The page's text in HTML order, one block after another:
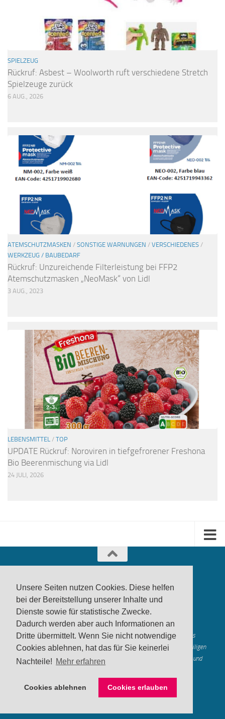
Unsere Seiten nutzen Cookies. Diese helfen
bei der Bereitstellung unserer Inhalte und
Dienste sowie für statistische Zwecke.
Dadurch werden aber auch Informationen an
Dritte übermittelt. Wenn Sie nicht notwendige
Cookies ablehnen, hat das für Sie keinerlei
Nachteile! Mehr erfahren
Cookies ablehnen Cookies erlauben
SPIELZEUG
Rückruf: Asbest – Woolworth ruft verschiedene Stretch
Spielzeuge zurück
6 AUG., 2026
ATEMSCHUTZMASKEN / SONSTIGE WARNUNGEN / VERSCHIEDENES /
WERKZEUG / BAUBEDARF
Rückruf: Unzureichende Filterleistung bei FFP2
Atemschutzmasken „NeoMask“ von Lidl
3 AUG., 2023
LEBENSMITTEL / TOP
UPDATE Rückruf: Noroviren in tiefgefrorener Freshona
Bio Beerenmischung via Lidl
24 JULI, 2026
produktwarnung.eu - 2007-2026
Made in Gerstetten |Medienzentrum Gerstetten
Alle genannten Marken, Warenzeichen und Logos innerhalb dieses
Medienangebotes sind durch die Marken- und Urheberechte der jeweiligen
Rechteinhaber geschützt, und dienen lediglich der Berichterstattung und